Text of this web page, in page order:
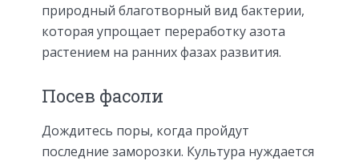
природный благотворный вид бактерии,
которая упрощает переработку азота
растением на ранних фазах развития.
Посев фасоли
Дождитесь поры, когда пройдут
последние заморозки. Культура нуждается